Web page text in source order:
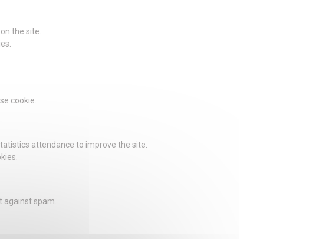
the site.
cookie.
attendance to improve the site.
spam.